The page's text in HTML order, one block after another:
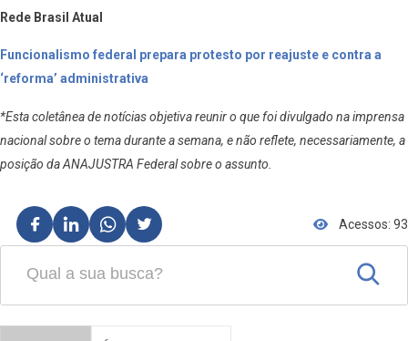
Rede Brasil Atual
Funcionalismo federal prepara protesto por reajuste e contra a
‘reforma’ administrativa
*Esta coletânea de notícias objetiva reunir o que foi divulgado na imprensa
nacional sobre o tema durante a semana, e não reflete, necessariamente, a
posição da ANAJUSTRA Federal sobre o assunto.
Acessos: 93